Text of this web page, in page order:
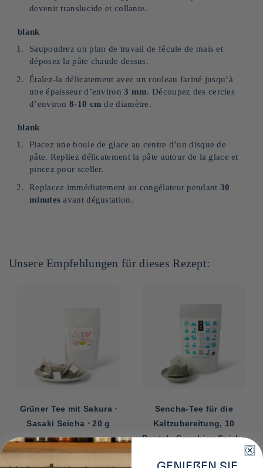
devenir translucide et collante.
blank
Saupoudrez un plan de travail de fécule de maïs et
déposez la pâte chaude dessus.
Étalez-la délicatement avec un rouleau fariné jusqu’à
une épaisseur d’environ3 mm. Découpez des cercles
d’environ 8-10 cm de diamètre.
blank
Placez une boule de glace au centre d’un disque de
pâte. Repliez délicatement la pâte autour de la glace et
pincez pour sceller.
Replacez immédiatement au congélateur pendant 30
minutes avant dégustation.
Unsere Empfehlungen für dieses Rezept:
Grüner Tee mit Sakura ⋅
Sasaki Seicha ⋅ 20 g
Sencha-Tee für die
Kaltzubereitung, 10
Beutel ⋅ Sueshige Seicha